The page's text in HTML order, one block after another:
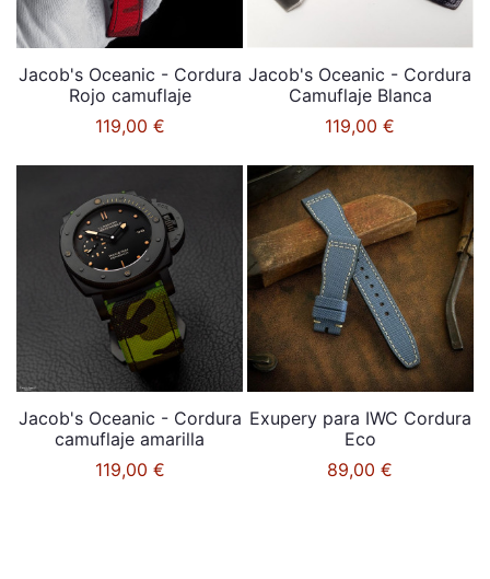
Jacob's Oceanic - Cordura
Rojo camuflaje
119,00 €
Jacob's Oceanic - Cordura
Camuflaje Blanca
119,00 €
Jacob's Oceanic - Cordura
camuflaje amarilla
119,00 €
Exupery para IWC Cordura
Eco
89,00 €